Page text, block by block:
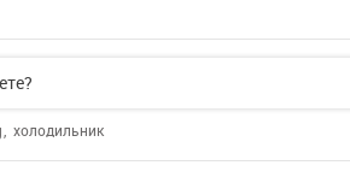
холодильник